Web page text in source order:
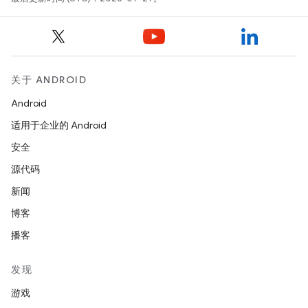
关于 ANDROID
Android
适用于企业的 Android
安全
源代码
新闻
博客
播客
发现
游戏